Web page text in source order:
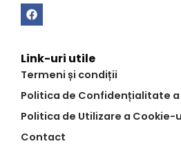
Link-uri utile
Termeni și condiții
Politica de Confidențialitate a
Politica de Utilizare a Cookie-
Contact